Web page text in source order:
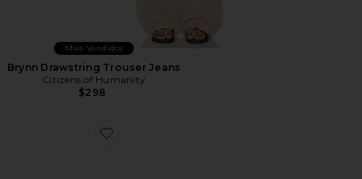
Mais Vendidos
Brynn Drawstring Trouser Jeans
Citizens of Humanity
$298
Favorite TÊNIS ESTILO HIKE XT-6